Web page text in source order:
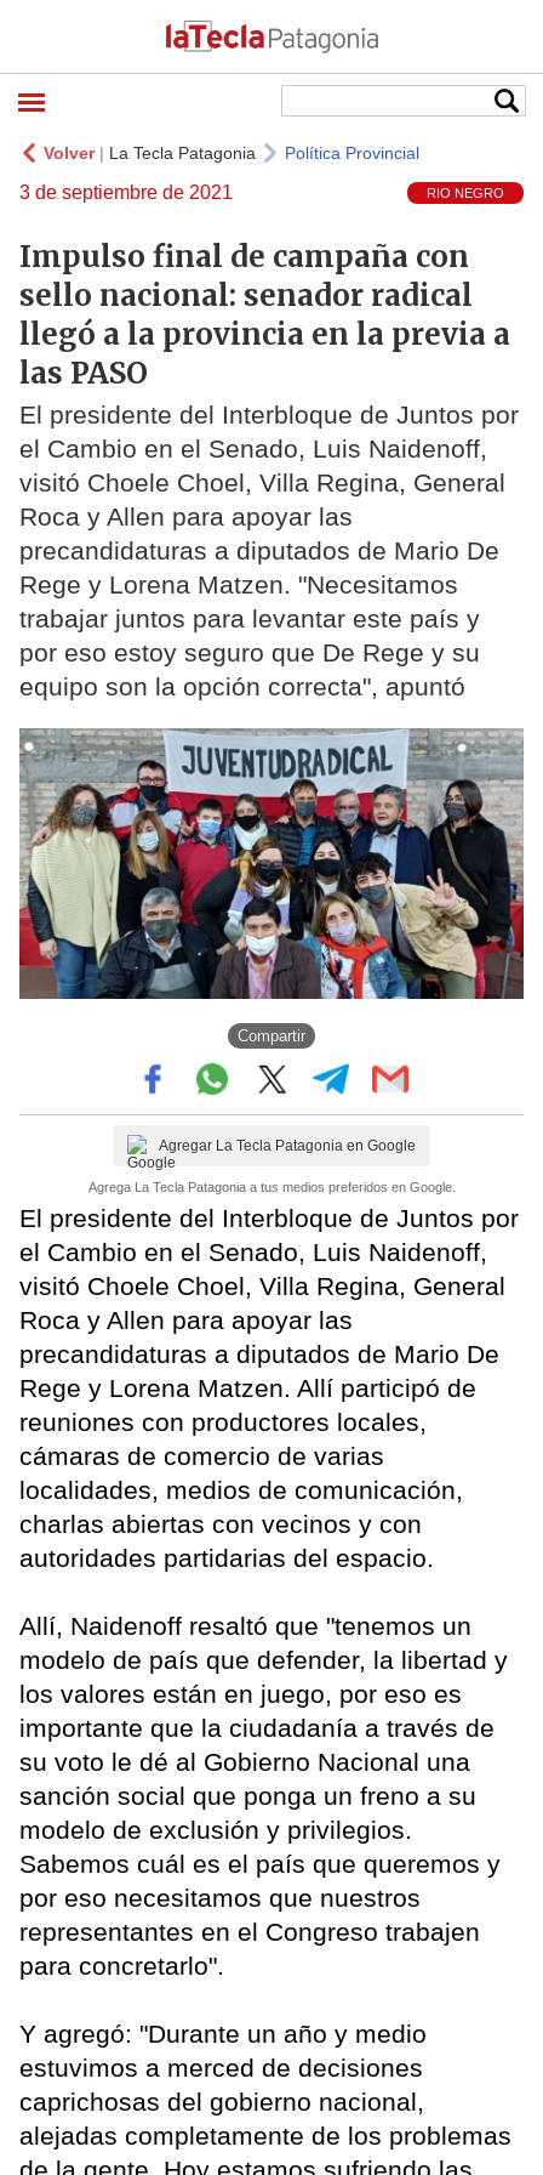
Volver| La Tecla Patagonia Política Provincial
3 de septiembre de 2021 RIO NEGRO
Impulso final de campaña con
sello nacional: senador radical
llegó a la provincia en la previa a
las PASO
El presidente del Interbloque de Juntos por
el Cambio en el Senado, Luis Naidenoff,
visitó Choele Choel, Villa Regina, General
Roca y Allen para apoyar las
precandidaturas a diputados de Mario De
Rege y Lorena Matzen. "Necesitamos
trabajar juntos para levantar este país y
por eso estoy seguro que De Rege y su
equipo son la opción correcta", apuntó
Compartir
Agregar La Tecla Patagonia en Google
Agrega La Tecla Patagonia a tus medios preferidos en Google.
El presidente del Interbloque de Juntos por
el Cambio en el Senado, Luis Naidenoff,
visitó Choele Choel, Villa Regina, General
Roca y Allen para apoyar las
precandidaturas a diputados de Mario De
Rege y Lorena Matzen. Allí participó de
reuniones con productores locales,
cámaras de comercio de varias
localidades, medios de comunicación,
charlas abiertas con vecinos y con
autoridades partidarias del espacio.
Allí, Naidenoff resaltó que "tenemos un
modelo de país que defender, la libertad y
los valores están en juego, por eso es
importante que la ciudadanía a través de
su voto le dé al Gobierno Nacional una
sanción social que ponga un freno a su
modelo de exclusión y privilegios.
Sabemos cuál es el país que queremos y
por eso necesitamos que nuestros
representantes en el Congreso trabajen
para concretarlo".
Y agregó: "Durante un año y medio
estuvimos a merced de decisiones
caprichosas del gobierno nacional,
alejadas completamente de los problemas
de la gente. Hoy estamos sufriendo las